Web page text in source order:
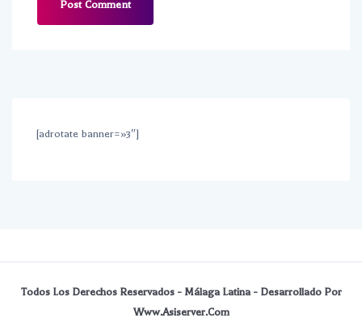
[adrotate banner=»3″]
Todos Los Derechos Reservados - Málaga Latina - Desarrollado Por
Www.asiserver.com